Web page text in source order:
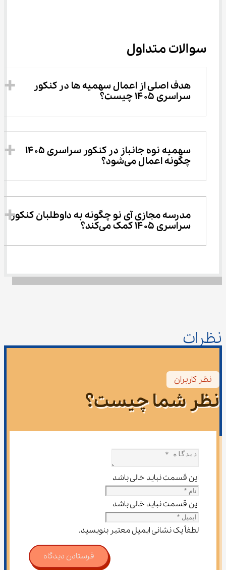
سوالات متداول
هدف اصلی از اعمال سهمیه ها در کنکور
سراسری ۱۴۰۵ چیست؟
چگونه اعمال می‌شود؟
مدرسه مجازی آی نو چگونه به داوطلبان کنکور
سراسری ۱۴۰۵ کمک می‌کند؟
نظرات
نظر کاربران
نظر شما چیست؟
این قسمت نباید خالی باشد
این قسمت نباید خالی باشد
لطفاً یک نشانی ایمیل معتبر بنویسید.
فرستادن دیدگاه